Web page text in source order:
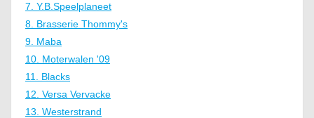
7. Y.B.Speelplaneet
8. Brasserie Thommy's
9. Maba
10. Moterwalen '09
11. Blacks
12. Versa Vervacke
13. Westerstrand